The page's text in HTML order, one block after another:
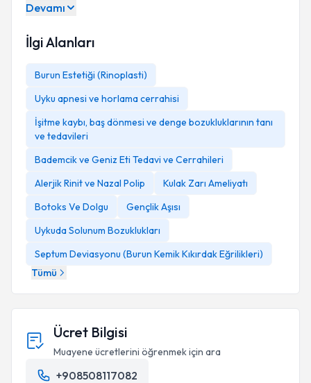
Üniversitesi
Üniversitesi’
2018’de 3 ay süreyle Viyana Üniversitesi
Başasistanlık Sınavı
Devamı
İlgi Alanları
Burun Estetiği (Rinoplasti)
Uyku apnesi ve horlama cerrahisi
İşitme kaybı, baş dönmesi ve denge bozukluklarının tanı
ve tedavileri
Bademcik ve Geniz Eti Tedavi ve Cerrahileri
Alerjik Rinit ve Nazal Polip
Kulak Zarı Ameliyatı
Botoks Ve Dolgu
Gençlik Aşısı
Uykuda Solunum Bozuklukları
Septum Deviasyonu (Burun Kemik Kıkırdak Eğrilikleri)
Tümü
Ücret Bilgisi
Muayene ücretlerini öğrenmek için ara
+908508117082